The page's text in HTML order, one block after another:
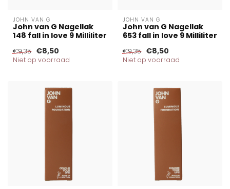
JOHN VAN G
John van G Nagellak
148 fall in love 9 Milliliter
€9,35 €8,50
Niet op voorraad
JOHN VAN G
John van G Nagellak
653 fall in love 9 Milliliter
€9,35 €8,50
Niet op voorraad